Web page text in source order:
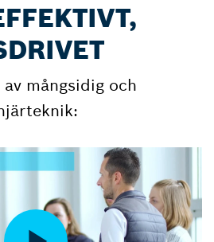
mångsidig och